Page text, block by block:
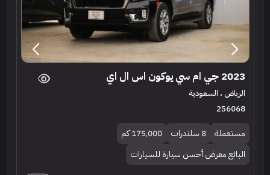
2023 جي ام سي يوكون اس ال اي
الرياض ، السعودية
256068
مستعملة 8 سلندرات
175,000 كم
البائع معرض أحسن سيارة للسيارات